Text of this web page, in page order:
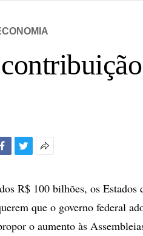
compartilhamento
R$ 100 bilhões, os Estados
que o governo federal
o aumento às